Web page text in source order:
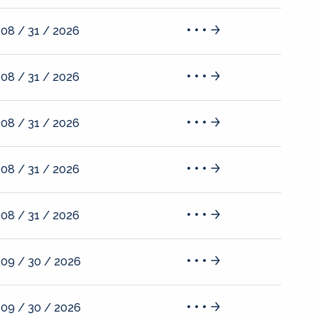
08 / 31 / 2026
08 / 31 / 2026
08 / 31 / 2026
08 / 31 / 2026
08 / 31 / 2026
09 / 30 / 2026
09 / 30 / 2026